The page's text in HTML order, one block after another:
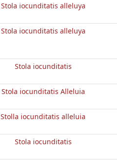
Stola iocunditatis alleluya
Stola iocunditatis alleluya
Stola iocunditatis
Stola iocunditatis Alleluia
Stolla iocunditatis alleluia
Stola iocunditatis